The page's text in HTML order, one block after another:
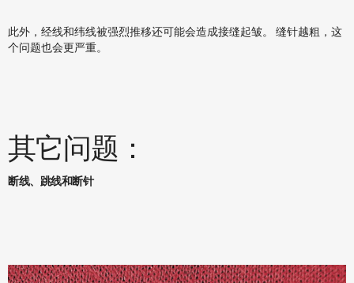
此外，经线和纬线被强烈推移还可能会造成接缝起皱。 缝针越粗，这
个问题也会更严重。
其它问题：
断线、跳线和断针